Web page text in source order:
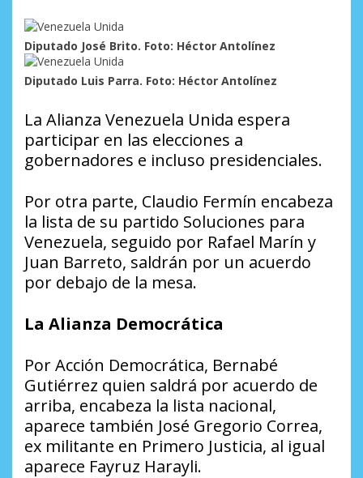
Diputado José Brito. Foto: Héctor Antolínez
Diputado Luis Parra. Foto: Héctor Antolínez
La Alianza Venezuela Unida espera
participar en las elecciones a
gobernadores e incluso presidenciales.
Por otra parte, Claudio Fermín encabeza
la lista de su partido Soluciones para
Venezuela, seguido por Rafael Marín y
Juan Barreto, saldrán por un acuerdo
por debajo de la mesa.
La Alianza Democrática
Por Acción Democrática, Bernabé
Gutiérrez quien saldrá por acuerdo de
arriba, encabeza la lista nacional,
aparece también José Gregorio Correa,
ex militante en Primero Justicia, al igual
aparece Fayruz Harayli.